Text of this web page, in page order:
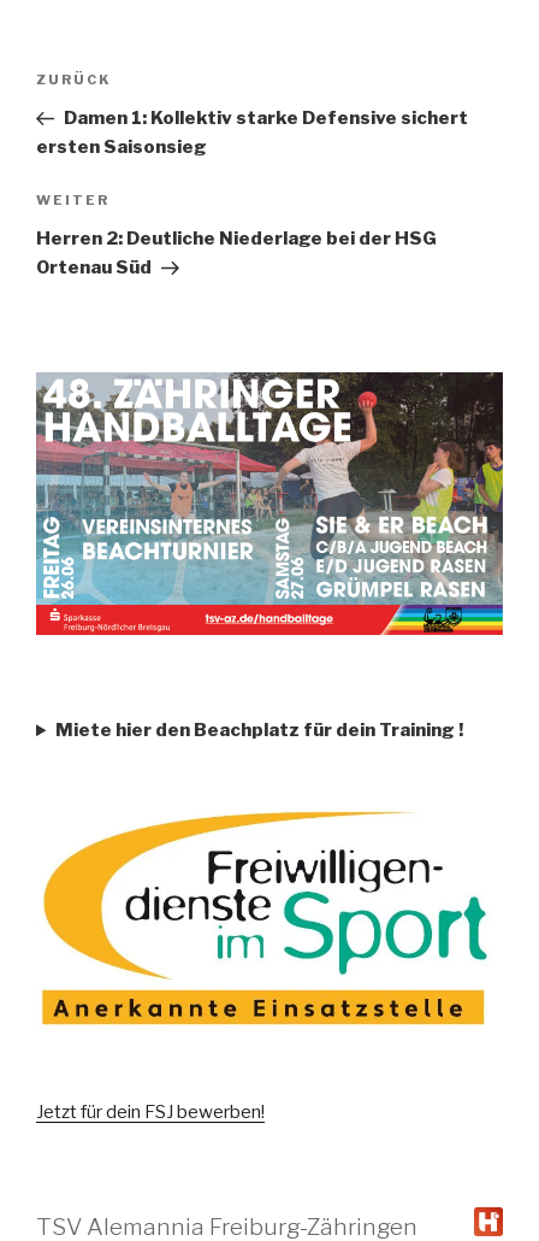
ZURÜCK
Damen 1: Kollektiv starke Defensive sichert
ersten Saisonsieg
WEITER
Herren 2: Deutliche Niederlage bei der HSG
Ortenau Süd
Miete hier den Beachplatz für dein Training !
Jetzt für dein FSJ bewerben!
TSV Alemannia Freiburg-Zähringen